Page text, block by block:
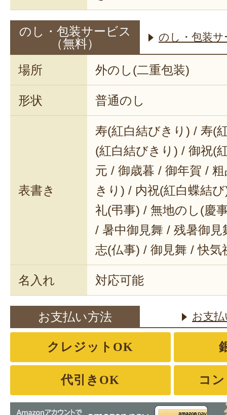
のし・包装サービス
（無料）
のし・包装
場所 外のし(二重包装)
形状 普通のし
表書き
寿(紅白結びきり) / 寿(
(紅白結びきり) / 御祝(
元 / 御歳暮 / 御年賀 /
きり) / 内祝(紅白蝶結
礼(弔事) / 無地のし(慶
/ 暑中御見舞 / 残暑御
志(仏事) / 御見舞 / 快気
名入れ 対応可能
お支払い方法 お支
クレジットOK
代引きOK コ